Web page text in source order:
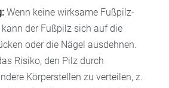
Wenn keine wirksame Fußpilz-
der Fußpilz sich auf die
oder die Nägel ausdehnen.
Risiko, den Pilz durch
Körperstellen zu verteilen, z.